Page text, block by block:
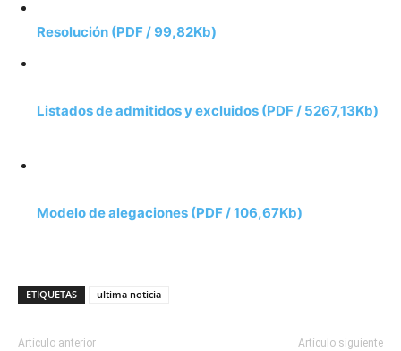
Resolución (PDF / 99,82Kb)
Listados de admitidos y excluidos (PDF / 5267,13Kb)
Modelo de alegaciones (PDF / 106,67Kb)
ETIQUETAS ultima noticia
Artículo anterior Artículo siguiente